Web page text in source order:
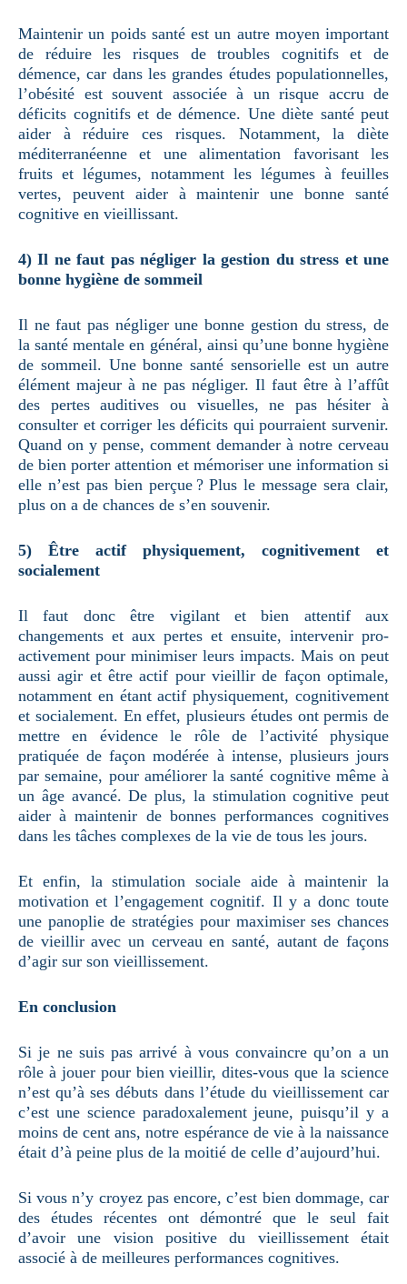
Maintenir un poids santé est un autre moyen important
de réduire les risques de troubles cognitifs et de
démence, car dans les grandes études populationnelles,
l’obésité est souvent associée à un risque accru de
déficits cognitifs et de démence. Une diète santé peut
aider à réduire ces risques. Notamment, la diète
méditerranéenne et une alimentation favorisant les
fruits et légumes, notamment les légumes à feuilles
vertes, peuvent aider à maintenir une bonne santé
cognitive en vieillissant.
4) Il ne faut pas négliger la gestion du stress et une
bonne hygiène de sommeil
Il ne faut pas négliger une bonne gestion du stress, de
la santé mentale en général, ainsi qu’une bonne hygiène
de sommeil. Une bonne santé sensorielle est un autre
élément majeur à ne pas négliger. Il faut être à l’affût
des pertes auditives ou visuelles, ne pas hésiter à
consulter et corriger les déficits qui pourraient survenir.
Quand on y pense, comment demander à notre cerveau
de bien porter attention et mémoriser une information si
elle n’est pas bien perçue ? Plus le message sera clair,
plus on a de chances de s’en souvenir.
5) Être actif physiquement, cognitivement et
socialement
Il faut donc être vigilant et bien attentif aux
changements et aux pertes et ensuite, intervenir pro-
activement pour minimiser leurs impacts. Mais on peut
aussi agir et être actif pour vieillir de façon optimale,
notamment en étant actif physiquement, cognitivement
et socialement. En effet, plusieurs études ont permis de
mettre en évidence le rôle de l’activité physique
pratiquée de façon modérée à intense, plusieurs jours
par semaine, pour améliorer la santé cognitive même à
un âge avancé. De plus, la stimulation cognitive peut
aider à maintenir de bonnes performances cognitives
dans les tâches complexes de la vie de tous les jours.
Et enfin, la stimulation sociale aide à maintenir la
motivation et l’engagement cognitif. Il y a donc toute
une panoplie de stratégies pour maximiser ses chances
de vieillir avec un cerveau en santé, autant de façons
d’agir sur son vieillissement.
En conclusion
Si je ne suis pas arrivé à vous convaincre qu’on a un
rôle à jouer pour bien vieillir, dites-vous que la science
n’est qu’à ses débuts dans l’étude du vieillissement car
c’est une science paradoxalement jeune, puisqu’il y a
moins de cent ans, notre espérance de vie à la naissance
était d’à peine plus de la moitié de celle d’aujourd’hui.
Si vous n’y croyez pas encore, c’est bien dommage, car
des études récentes ont démontré que le seul fait
d’avoir une vision positive du vieillissement était
associé à de meilleures performances cognitives.